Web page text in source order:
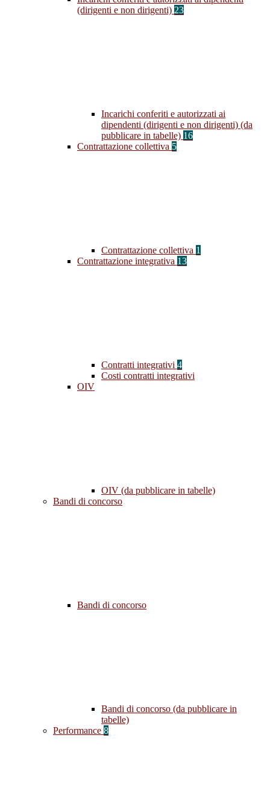
(dirigenti e non dirigenti) 23
Incarichi conferiti e autorizzati ai
dipendenti (dirigenti e non dirigenti) (da
pubblicare in tabelle) 16
Contrattazione collettiva 5
Contrattazione collettiva 1
Contrattazione integrativa 13
Contratti integrativi 4
Costi contratti integrativi
OIV
OIV (da pubblicare in tabelle)
Bandi di concorso
Bandi di concorso
Bandi di concorso (da pubblicare in
tabelle)
Performance 8